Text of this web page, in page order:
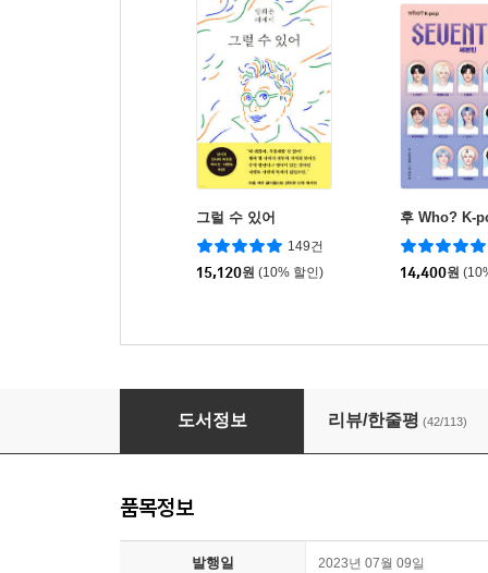
그럴 수 있어
149건
15,120원 (10% 할인)
후 Who? K-
14,400원
비욘드 더 스토리 BEYOND THE STORY
도서정보 리뷰/한줄평 (42/113)
품목정보
발행일 2023년 07월 09일